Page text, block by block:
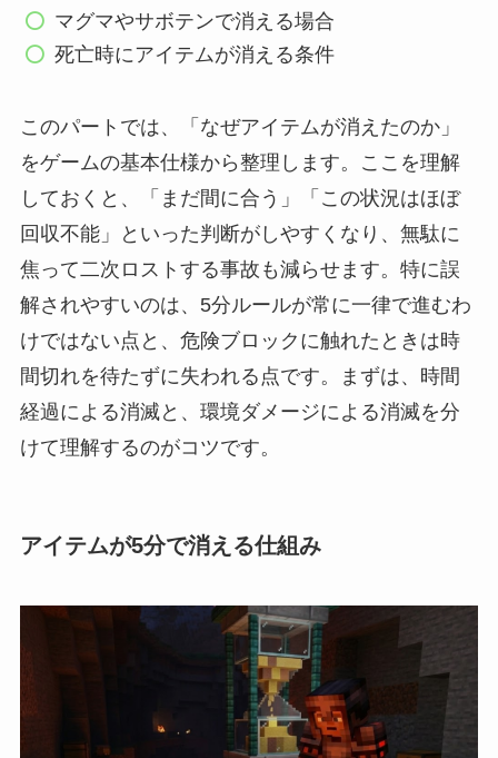
マグマやサボテンで消える場合
死亡時にアイテムが消える条件
このパートでは、「なぜアイテムが消えたのか」
をゲームの基本仕様から整理します。ここを理解
しておくと、「まだ間に合う」「この状況はほぼ
回収不能」といった判断がしやすくなり、無駄に
焦って二次ロストする事故も減らせます。特に誤
解されやすいのは、5分ルールが常に一律で進むわ
けではない点と、危険ブロックに触れたときは時
間切れを待たずに失われる点です。まずは、時間
経過による消滅と、環境ダメージによる消滅を分
けて理解するのがコツです。
アイテムが5分で消える仕組み